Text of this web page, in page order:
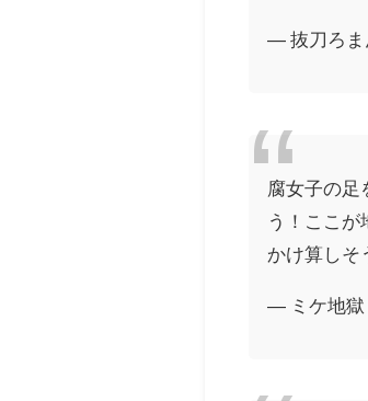
— 抜刀ろま
腐女子の足
う！ここ
かけ算しそ
— ミケ地獄